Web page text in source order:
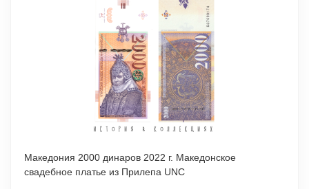
Македония 2000 динаров 2022 г. Македонское
свадебное платье из Прилепа UNC